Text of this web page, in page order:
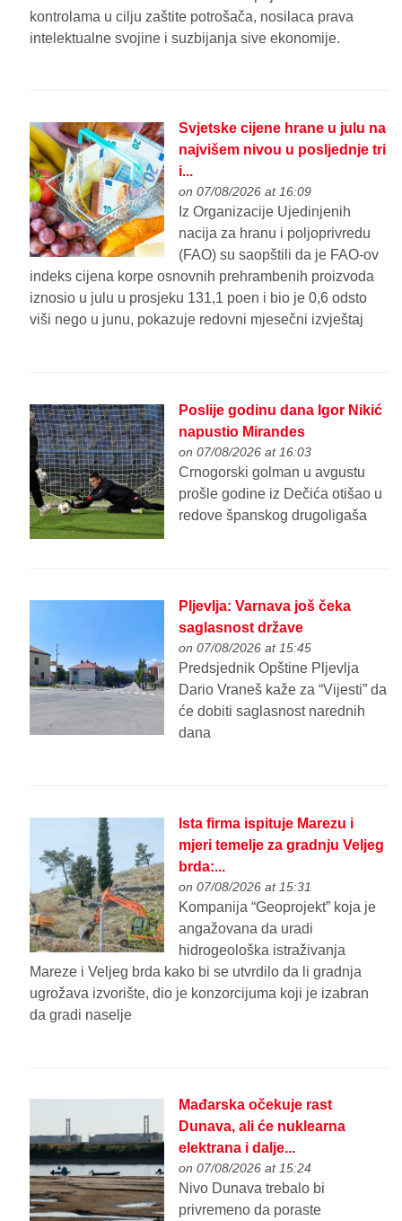
kontrolama u cilju zaštite potrošača, nosilaca prava
intelektualne svojine i suzbijanja sive ekonomije.
Svjetske cijene hrane u julu na
najvišem nivou u posljednje tri
i...
on 07/08/2026 at 16:09
Iz Organizacije Ujedinjenih
nacija za hranu i poljoprivredu
(FAO) su saopštili da je FAO-ov
indeks cijena korpe osnovnih prehrambenih proizvoda
iznosio u julu u prosjeku 131,1 poen i bio je 0,6 odsto
viši nego u junu, pokazuje redovni mjesečni izvještaj
Poslije godinu dana Igor Nikić
napustio Mirandes
on 07/08/2026 at 16:03
Crnogorski golman u avgustu
prošle godine iz Dečića otišao u
redove španskog drugoligaša
Pljevlja: Varnava još čeka
saglasnost države
on 07/08/2026 at 15:45
Predsjednik Opštine Pljevlja
Dario Vraneš kaže za “Vijesti” da
će dobiti saglasnost narednih
dana
Ista firma ispituje Marezu i
mjeri temelje za gradnju Veljeg
brda:...
on 07/08/2026 at 15:31
Kompanija “Geoprojekt” koja je
angažovana da uradi
hidrogeološka istraživanja
Mareze i Veljeg brda kako bi se utvrdilo da li gradnja
ugrožava izvorište, dio je konzorcijuma koji je izabran
da gradi naselje
Mađarska očekuje rast
Dunava, ali će nuklearna
elektrana i dalje...
on 07/08/2026 at 15:24
Nivo Dunava trebalo bi
privremeno da poraste